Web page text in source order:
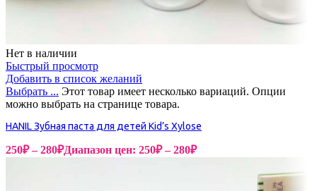
Нет в наличии
Быстрый просмотр
Добавить в список желаний
Выбрать ... Этот товар имеет несколько вариаций. Опции
можно выбрать на странице товара.
HANIL Зубная паста для детей Kid’s Xylose
250₽ – 280₽Диапазон цен: 250₽ – 280₽